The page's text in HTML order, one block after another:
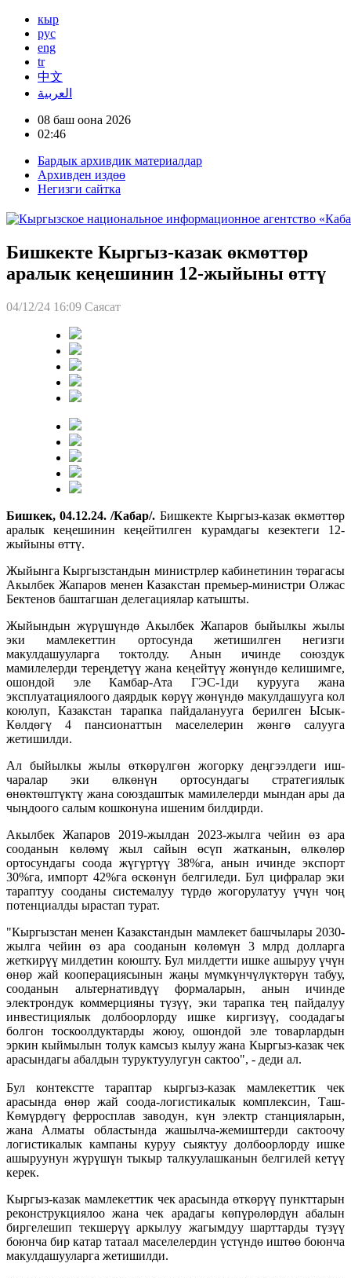
кыр
рус
eng
tr
中文
العربية
08 баш оона 2026
02:46
Бардык архивдик материалдар
Архивден издөө
Негизги сайтка
Бишкекте Кыргыз-казак өкмөттөр
аралык кеңешинин 12-жыйыны өттү
04/12/24 16:09 Саясат
Бишкек, 04.12.24. /Кабар/. Бишкекте Кыргыз-казак өкмөттөр
аралык кеңешинин кеңейтилген курамдагы кезектеги 12-
жыйыны өттү.
Жыйынга Кыргызстандын министрлер кабинетинин төрагасы
Акылбек Жапаров менен Казакстан премьер-министри Олжас
Бектенов баштагшан делегациялар катышты.
Жыйындын жүрүшүндө Акылбек Жапаров быйылкы жылы
эки мамлекеттин ортосунда жетишилген негизги
макулдашууларга токтолду. Анын ичинде союздук
мамилелерди тереңдетүү жана кеңейтүү жөнүндө келишимге,
ошондой эле Камбар-Ата ГЭС-1ди курууга жана
эксплуатациялоого даярдык көрүү жөнүндө макулдашууга кол
коюлуп, Казакстан тарапка пайдаланууга берилген Ысык-
Көлдөгү 4 пансионаттын маселелерин жөнгө салууга
жетишилди.
Ал быйылкы жылы өткөрүлгөн жогорку деңгээлдеги иш-
чаралар эки өлкөнүн ортосундагы стратегиялык
өнөктөштүктү жана союздаштык мамилелерди мындан ары да
чыңдоого салым кошконуна ишеним билдирди.
Акылбек Жапаров 2019-жылдан 2023-жылга чейин өз ара
сооданын көлөмү жыл сайын өсүп жатканын, өлкөлөр
ортосундагы соода жүгүртүү 38%га, анын ичинде экспорт
30%га, импорт 42%га өскөнүн белгиледи. Бул цифралар эки
тараптуу сооданы системалуу түрдө жогорулатуу үчүн чоң
потенциалды ырастап турат.
"Кыргызстан менен Казакстандын мамлекет башчылары 2030-
жылга чейин өз ара сооданын көлөмүн 3 млрд долларга
жеткирүү милдетин коюшту. Бул милдетти ишке ашыруу үчүн
өнөр жай кооперациясынын жаңы мүмкүнчүлүктөрүн табуу,
сооданын альтернативдүү формаларын, анын ичинде
электрондук коммерцияны түзүү, эки тарапка тең пайдалуу
инвестициялык долбоорлорду ишке киргизүү, соодадагы
болгон тоскоолдуктарды жоюу, ошондой эле товарлардын
эркин кыймылын толук камсыз кылуу жана Кыргыз-казак чек
арасындагы абалдын туруктуулугун сактоо", - деди ал.
Бул контекстте тараптар кыргыз-казак мамлекеттик чек
арасында өнөр жай соода-логистикалык комплексин, Таш-
Көмүрдөгү ферросплав заводун, күн электр станцияларын,
жана Алматы областында жашылча-жемиштерди сактоочу
логистикалык кампаны куруу сыяктуу долбоорлорду ишке
ашыруунун жүрүшүн тыкыр талкуулашканын белгилей кетүү
керек.
Кыргыз-казак мамлекеттик чек арасында өткөрүү пункттарын
реконструкциялоо жана чек арадагы көпүрөлөрдүн абалын
биргелешип текшерүү аркылуу жагымдуу шарттарды түзүү
боюнча бир катар татаал маселелердин үстүндө иштөө боюнча
макулдашууларга жетишилди.